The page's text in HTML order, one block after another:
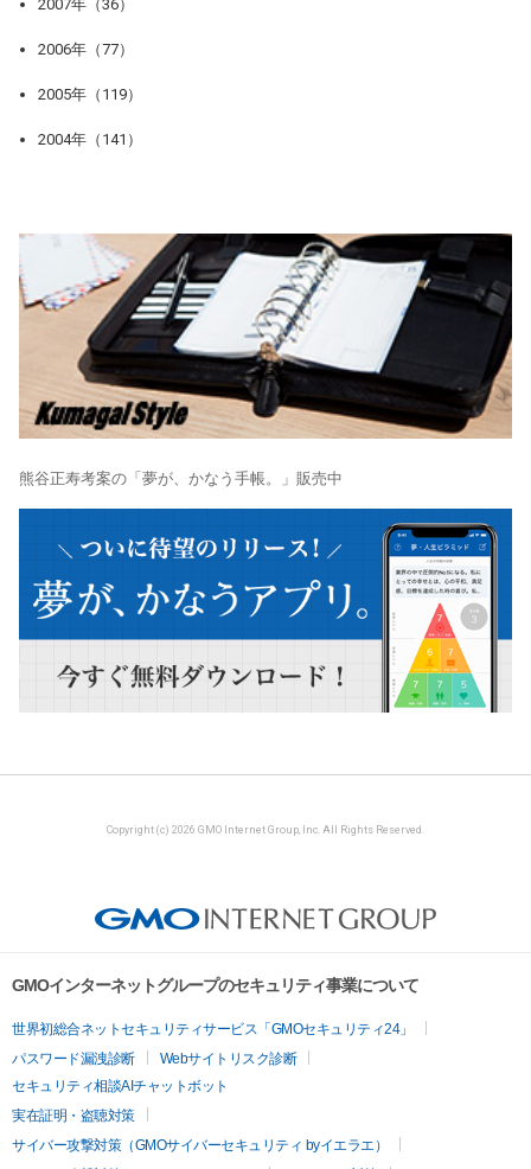
2007年（36）
2006年（77）
2005年（119）
2004年（141）
熊谷正寿考案の「夢が、かなう手帳。」販売中
Copyright (c) 2026 GMO Internet Group, Inc. All Rights Reserved.
GMOインターネットグループのセキュリティ事業について
世界初総合ネットセキュリティサービス「GMOセキュリティ24」
パスワード漏洩診断
Webサイトリスク診断
セキュリティ相談AIチャットボット
実在証明・盗聴対策
サイバー攻撃対策（GMOサイバーセキュリティ byイエラエ）